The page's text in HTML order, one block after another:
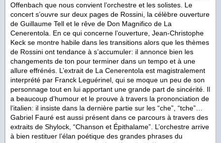
Offenbach que nous convient l’orchestre et les solistes. Le
concert s’ouvre sur deux pages de Rossini, la célèbre ouverture
de Guillaume Tell et le rêve de Don Magnifico de La
Cenerentola. En ce qui concerne l’ouverture, Jean-Christophe
Keck se montre habile dans les transitions alors que les thèmes
de Rossini ont tendance à s’accumuler: il annonce bien les
changements de ton pour terminer dans un tempo et à une
allure effrénés. L’extrait de La Cenerentola est magistralement
interprété par Franck Leguérinel, qui se moque un peu de son
personnage tout en lui apportant une grande part de sincérité. Il
a beaucoup d’humour et le prouve à travers la prononciation de
l’italien: il insiste dans la dernière partie sur les “che”, “tche”…
Gabriel Fauré est aussi présent dans ce parcours à travers des
extraits de Shylock, “Chanson et Épithalame”. L’orchestre arrive
à bien restituer l’élan poétique des grandes phrases du